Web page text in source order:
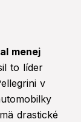
menej
to líder
v
drastické